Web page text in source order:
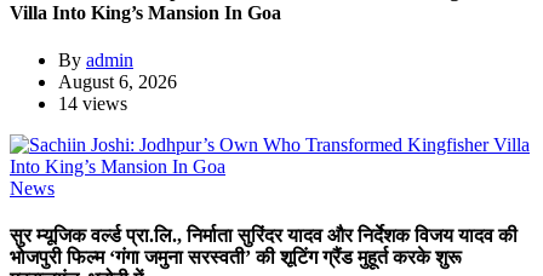
Villa Into King’s Mansion In Goa
By admin
August 6, 2026
14 views
News
सुर म्यूजिक वर्ल्ड प्रा.लि., निर्माता सुरिंदर यादव और निर्देशक विजय यादव की
भोजपुरी फिल्म ‘गंगा जमुना सरस्वती’ की शूटिंग ग्रैंड मुहूर्त करके शुरू